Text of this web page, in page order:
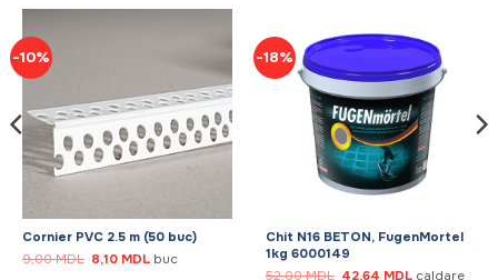
-10%
Cornier PVC 2.5 m (50 buc)
9,00MDL Prețul
inițial
8,10 MDLPrețul
buc
-18%
Chit N16 BETON, FugenMortel
1kg 6000149
52,00MDL Prețul
42,64 MDLPrețul
caldare